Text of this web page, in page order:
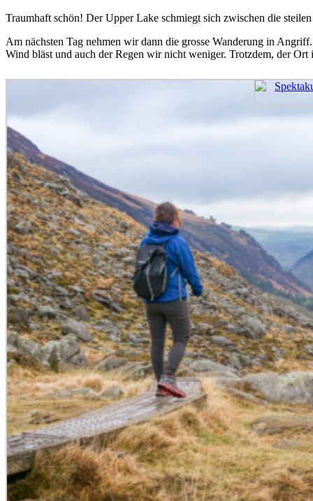
Traumhaft schön! Der Upper Lake schmiegt sich zwischen die steilen
Am nächsten Tag nehmen wir dann die grosse Wanderung in
Wind bläst und auch der Regen wir nicht weniger. Trotzdem, der Ort